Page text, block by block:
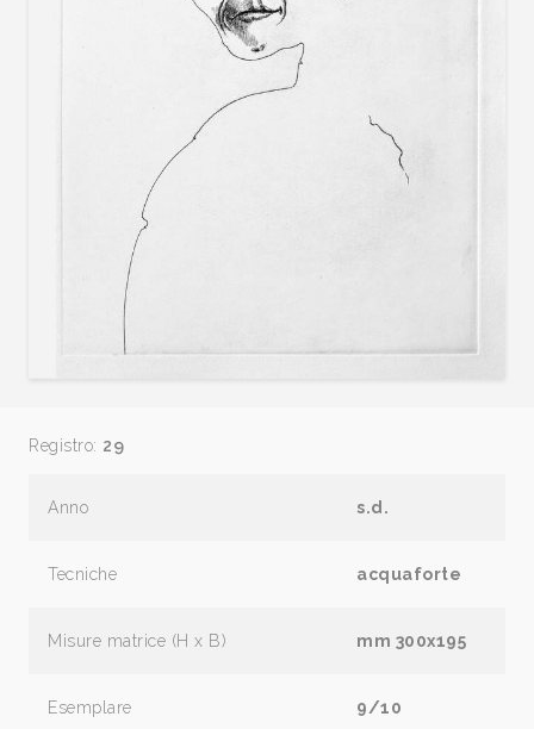
Registro: 29
Anno s.d.
Tecniche acquaforte
Misure matrice (H x B) mm 300x195
Esemplare 9/10